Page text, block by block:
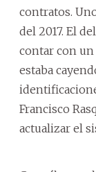
contratos.
del 2017. El
contar con un
estaba
Francisco
actualizar el